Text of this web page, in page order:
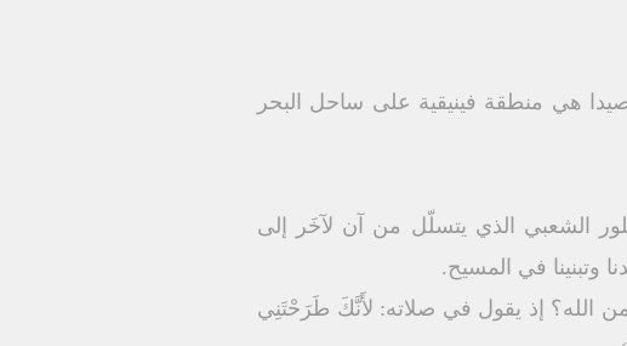
هي منطقة فينيقية على ساحل البحر
الشعبي الذي يتسلّل من آن لآخَر إلى
وتبنينا في المسيح.
الله؟ إذ يقول في صلاته: لأَنَّكَ طَرَحْتَنِي